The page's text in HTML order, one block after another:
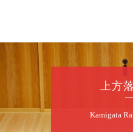
★菟道亭
夜
上方
Kamigata